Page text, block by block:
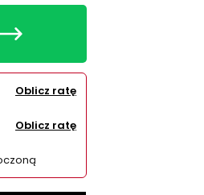
Oblicz ratę
Oblicz ratę